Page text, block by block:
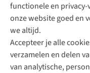
functionele en
onze website goed en
we altijd.
Accepteer je alle
verzamelen en delen
van analytische,
Direct advies van
+31 (0)85 888 50
+31 6 12 28 49 80